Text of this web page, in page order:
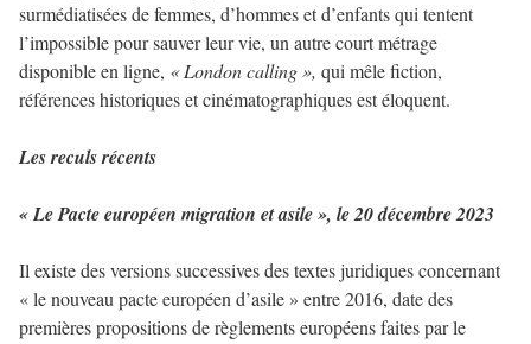
surmédiatisées de femmes, d’hommes et d’enfants qui tentent
l’impossible pour sauver leur vie, un autre court métrage
disponible en ligne, « London calling », qui mêle fiction,
références historiques et cinématographiques est éloquent.
Les reculs récents
« Le Pacte européen migration et asile », le 20 décembre 2023
Il existe des versions successives des textes juridiques concernant
« le nouveau pacte européen d’asile » entre 2016, date des
premières propositions de règlements européens faites par le